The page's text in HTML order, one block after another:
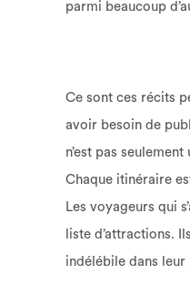
parmi beaucoup
Ce sont ces récits
avoir besoin de
n’est pas
Chaque itinéraire
Les voyageurs qui
liste d’attractions.
indélébile dans leur